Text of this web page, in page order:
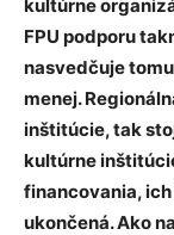
kultúrne
FPU podporu
nasvedčuje
menej.
inštitúcie, tak
kultúrne
financovania,
ukončená. Ako